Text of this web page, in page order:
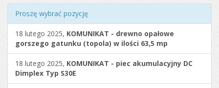
Proszę wybrać pozycję
18 lutego 2025, KOMUNIKAT - drewno opałowe
gorszego gatunku (topola) w ilości 63,5 mp
18 lutego 2025, KOMUNIKAT - piec akumulacyjny DC
Dimplex Typ S30E